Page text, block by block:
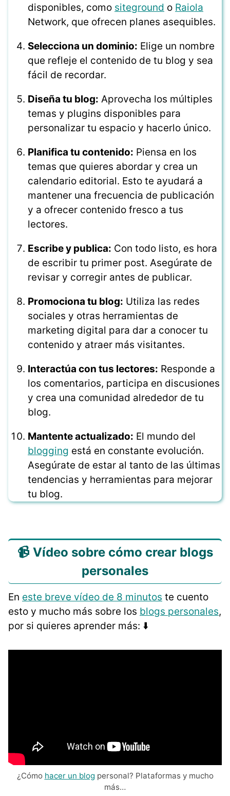
disponibles, como siteground o Raiola
Network, que ofrecen planes asequibles.
Selecciona un dominio: Elige un nombre
que refleje el contenido de tu blog y sea
fácil de recordar.
Diseña tu blog: Aprovecha los múltiples
temas y plugins disponibles para
personalizar tu espacio y hacerlo único.
Planifica tu contenido: Piensa en los
temas que quieres abordar y crea un
calendario editorial. Esto te ayudará a
mantener una frecuencia de publicación
y a ofrecer contenido fresco a tus
lectores.
Escribe y publica: Con todo listo, es hora
de escribir tu primer post. Asegúrate de
revisar y corregir antes de publicar.
Promociona tu blog: Utiliza las redes
sociales y otras herramientas de
marketing digital para dar a conocer tu
contenido y atraer más visitantes.
Interactúa con tus lectores: Responde a
los comentarios, participa en discusiones
y crea una comunidad alrededor de tu
blog.
Mantente actualizado: El mundo del
blogging está en constante evolución.
Asegúrate de estar al tanto de las últimas
tendencias y herramientas para mejorar
tu blog.
📹 Vídeo sobre cómo crear blogs
personales
En este breve vídeo de 8 minutos te cuento
esto y mucho más sobre los blogs personales,
por si quieres aprender más: ⬇️
¿Cómo hacer un blog personal? Plataformas y mucho
más…